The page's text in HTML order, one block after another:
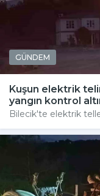
GÜNDEM
Kuşun elektrik
yangın kontrol
Bilecik'te elektrik